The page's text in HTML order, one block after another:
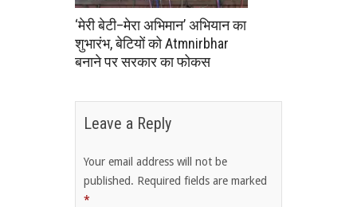
‘मेरी बेटी–मेरा अभिमान’ अभियान का
शुभारंभ, बेटियों को Atmnirbhar
बनाने पर सरकार का फोकस
Leave a Reply
Your email address will not be
published. Required fields are marked
*